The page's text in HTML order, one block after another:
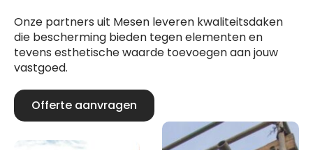
Onze partners uit Mesen leveren kwaliteitsdaken
die bescherming bieden tegen elementen en
tevens esthetische waarde toevoegen aan jouw
vastgoed.
Offerte aanvragen